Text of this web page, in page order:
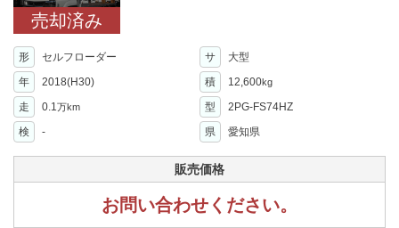
売却済み
形 セルフローダー サ
大型
年
2018(H30) 積 12,600kg
走 0.1万km 型
2PG-FS74HZ
検
- 県 愛知県
販売価格
お問い合わせください。